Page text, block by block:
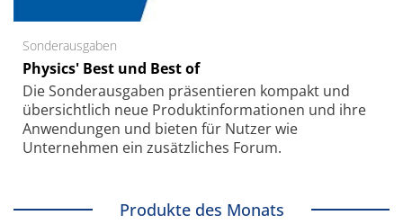
Sonderausgaben
Physics' Best und Best of
Die Sonder­ausgaben präsentieren kompakt und
übersichtlich neue Produkt­informationen und ihre
Anwendungen und bieten für Nutzer wie
Unternehmen ein zusätzliches Forum.
Produkte des Monats